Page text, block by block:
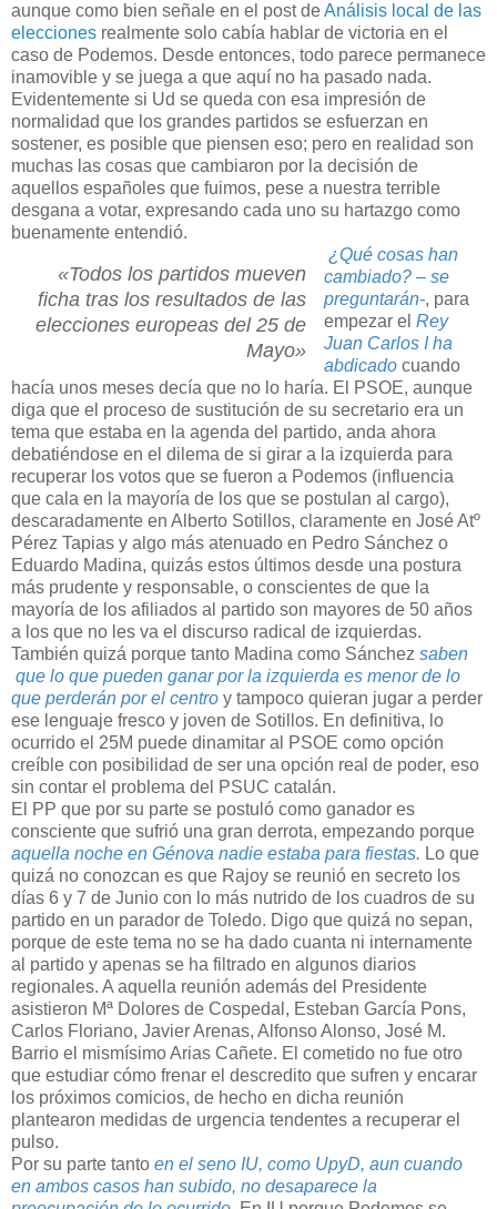
aunque como bien señale en el post deAnálisis local de las
elecciones realmente solo cabía hablar de victoria en el
caso de Podemos. Desde entonces, todo parece permanece
inamovible y se juega a que aquí no ha pasado nada.
Evidentemente si Ud se queda con esa impresión de
normalidad que los grandes partidos se esfuerzan en
sostener, es posible que piensen eso; pero en realidad son
muchas las cosas que cambiaron por la decisión de
aquellos españoles que fuimos, pese a nuestra terrible
desgana a votar, expresando cada uno su hartazgo como
buenamente entendió.
«Todos los partidos mueven
ficha tras los resultados de las
elecciones europeas del 25 de
Mayo»
¿Qué cosas han
cambiado? – se
preguntarán-, para
empezar el Rey
Juan Carlos I ha
abdicadocuando
hacía unos meses decía que no lo haría. El PSOE, aunque
diga que el proceso de sustitución de su secretario era un
tema que estaba en la agenda del partido, anda ahora
debatiéndose en el dilema de si girar a la izquierda para
recuperar los votos que se fueron a Podemos (influencia
que cala en la mayoría de los que se postulan al cargo),
descaradamente en Alberto Sotillos, claramente en José Atº
Pérez Tapias y algo más atenuado en Pedro Sánchez o
Eduardo Madina, quizás estos últimos desde una postura
más prudente y responsable, o conscientes de que la
mayoría de los afiliados al partido son mayores de 50 años
a los que no les va el discurso radical de izquierdas.
También quizá porque tanto Madina como Sánchez saben
que lo que pueden ganar por la izquierda es menor de lo
que perderán por el centro y tampoco quieran jugar a perder
ese lenguaje fresco y joven de Sotillos. En definitiva, lo
ocurrido el 25M puede dinamitar al PSOE como opción
creíble con posibilidad de ser una opción real de poder, eso
sin contar el problema del PSUC catalán.
El PP que por su parte se postuló como ganador es
consciente que sufrió una gran derrota, empezando porque
aquella noche en Génova nadie estaba para fiestas. Lo que
quizá no conozcan es que Rajoy se reunió en secreto los
días 6 y 7 de Junio con lo más nutrido de los cuadros de su
partido en un parador de Toledo. Digo que quizá no sepan,
porque de este tema no se ha dado cuanta ni internamente
al partido y apenas se ha filtrado en algunos diarios
regionales. A aquella reunión además del Presidente
asistieron Mª Dolores de Cospedal, Esteban García Pons,
Carlos Floriano, Javier Arenas, Alfonso Alonso, José M.
Barrio el mismísimo Arias Cañete. El cometido no fue otro
que estudiar cómo frenar el descredito que sufren y encarar
los próximos comicios, de hecho en dicha reunión
plantearon medidas de urgencia tendentes a recuperar el
pulso.
Por su parte tanto en el seno IU, como UpyD, aun cuando
en ambos casos han subido, no desaparece la